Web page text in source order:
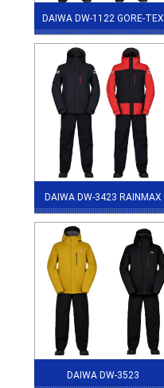
DAIWA DW-1122 GORE-TEX
DAIWA DW-3423 RAINMAX
DAIWA DW-3523